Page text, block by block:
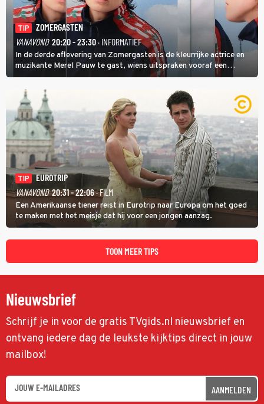
TIP
ZOMERGASTEN
VANAVOND 20:20 - 23:30· INFORMATIEF
In de derde aflevering van Zomergasten is de kleurrijke actrice en
muzikante Merel Pauw te gast, wiens uitspraken vooraf een
boeiende avond beloven: 'Mijn ideale televisieavond is zoals mijn
identiteit: grenzeloos, absurd en vol angsten'.
TIP
EUROTRIP
VANAVOND 20:31 - 22:06· FILM
Een Amerikaanse tiener reist in Eurotrip naar Europa om het goed
te maken met het meisje dat hij voor een jongen aanzag.
TOON MEER TIPS
Nieuwsbrief
Schrijf je in voor de gratis TVgids.nl nieuwsbrief en
ontvang iedere dag de leukste kijktips direct in jouw
mailbox!
AANMELDEN